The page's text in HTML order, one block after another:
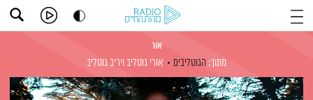
אור
מתוך: הגוטליבים אורי גוטליב ויריב גוטליב